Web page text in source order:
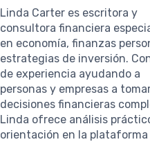
Linda Carter es escritora y
consultora financiera
en economía, finanzas
estrategias de inversión.
de experiencia ayudando a
personas y empresas a
decisiones financieras
Linda ofrece análisis
orientación en la plataforma